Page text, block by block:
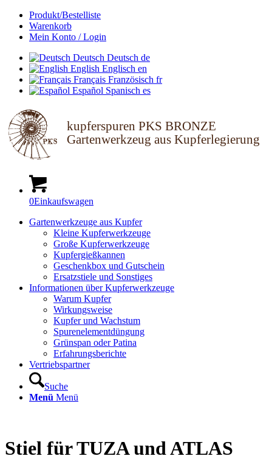
Produkt/Bestelliste
Warenkorb
Mein Konto / Login
Deutsch Deutsch de
English Englisch en
Français Französisch fr
Español Spanisch es
kupferspuren PKS BRONZE
Gartenwerkzeug aus Kupferlegierung
0Einkaufswagen
Gartenwerkzeuge aus Kupfer
Kleine Kupferwerkzeuge
Große Kupferwerkzeuge
Kupfergießkannen
Geschenkbox und Gutschein
Ersatzstiele und Sonstiges
Informationen über Kupferwerkzeuge
Warum Kupfer
Wirkungsweise
Kupfer und Wachstum
Spurenelementdüngung
Grünspan oder Patina
Erfahrungsberichte
Vertriebspartner
Suche
Menü Menü
Stiel für TUZA und ATLAS